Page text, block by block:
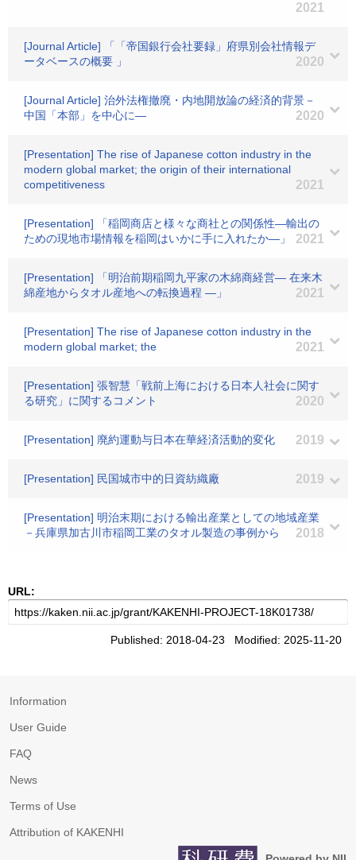
2021
[Journal Article] 「「帝国銀行会社要録」府県別会社情報デ
ータベースの概要 」
2020
[Journal Article] 治外法権撤廃・内地開放論の経済的背景－
中国「本部」を中心に―
2020
[Presentation] The rise of Japanese cotton industry in the
modern global market; the origin of their international
competitiveness
2021
[Presentation] 「稲岡商店と様々な商社との関係性―輸出の
ための現地市場情報を稲岡はいかに手に入れたか―」
2021
[Presentation] 「明治前期稲岡九平家の木綿商経営― 在来木
綿産地からタオル産地への転換過程 ―」
2021
[Presentation] The rise of Japanese cotton industry in the
modern global market; the
2021
[Presentation] 張智慧「戦前上海における日本人社会に関す
る研究」に関するコメント
2020
[Presentation] 廃約運動与日本在華経済活動的変化 2019
[Presentation] 民国城市中的日資紡織廠 2019
[Presentation] 明治末期における輸出産業としての地域産業
－兵庫県加古川市稲岡工業のタオル製造の事例から
2018
URL:
Published: 2018-04-23 Modified: 2025-11-20
Information
User Guide
FAQ
News
Terms of Use
Attribution of KAKENHI